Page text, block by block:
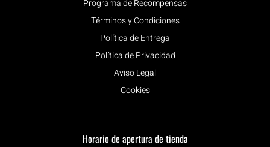
Programa de Recompensas
Términos y Condiciones
Política de Entrega
Política de Privacidad
Aviso Legal
Cookies
Horario de apertura de tienda